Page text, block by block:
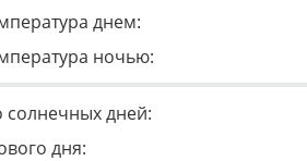
днем:
ночью:
солнечных дней:
дня: